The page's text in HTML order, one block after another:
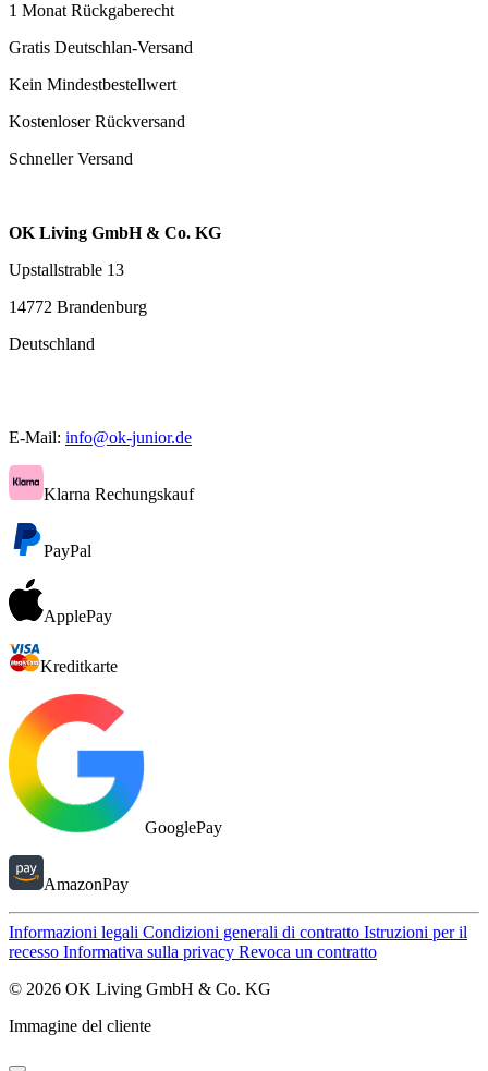
1 Monat Rückgaberecht
Gratis Deutschlan-Versand
Kein Mindestbestellwert
Kostenloser Rückversand
Schneller Versand
OK Living GmbH & Co. KG
Upstallstrable 13
14772 Brandenburg
Deutschland
E-Mail: info@ok-junior.de
Klarna Rechungskauf
PayPal
ApplePay
Kreditkarte
GooglePay
AmazonPay
Informazioni legali Condizioni generali di contratto Istruzioni per il
recesso Informativa sulla privacy Revoca un contratto
© 2026 OK Living GmbH & Co. KG
Immagine del cliente